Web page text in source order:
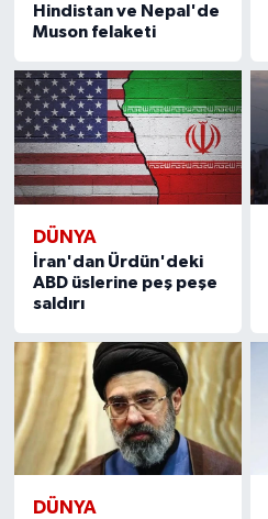
Hindistan ve Nepal'de
Muson felaketi
DÜNYA
İran'dan Ürdün'deki
ABD üslerine peş peşe
saldırı
DÜNYA